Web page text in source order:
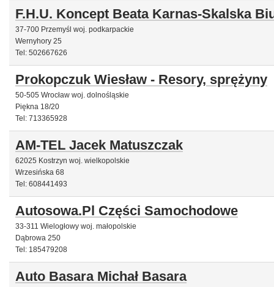
F.H.U. Koncept Beata Karnas-Skalska
37-700 Przemyśl woj. podkarpackie
Wernyhory 25
Tel: 502667626
Prokopczuk Wiesław - Resory, sprężyny
50-505 Wrocław woj. dolnośląskie
Piękna 18/20
Tel: 713365928
AM-TEL Jacek Matuszczak
62025 Kostrzyn woj. wielkopolskie
Wrzesińska 68
Tel: 608441493
Autosowa.Pl Części Samochodowe
33-311 Wielogłowy woj. małopolskie
Dąbrowa 250
Tel: 185479208
Auto Basara Michał Basara